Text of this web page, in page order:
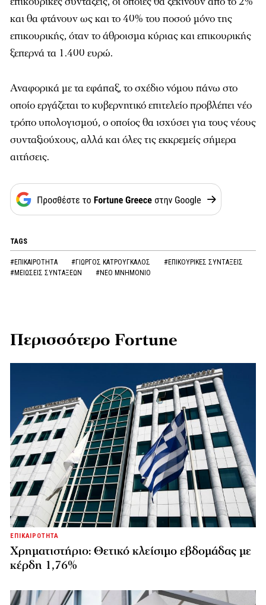
και θα φτάνουν ως και το 40% του ποσού μόνο της
επικουρικής, όταν το άθροισμα κύριας και επικουρικής
ξεπερνά τα 1.400 ευρώ.
Αναφορικά με τα εφάπαξ, το σχέδιο νόμου πάνω στο
οποίο εργάζεται το κυβερνητικό επιτελείο προβλέπει νέο
τρόπο υπολογισμού, ο οποίος θα ισχύσει για τους νέους
συνταξιούχους, αλλά και όλες τις εκκρεμείς σήμερα
αιτήσεις.
TAGS
#ΕΠΙΚΑΙΡΟΤΗΤΑ #ΓΙΩΡΓΟΣ ΚΑΤΡΟΥΓΚΑΛΟΣ
#ΕΠΙΚΟΥΡΙΚΕΣ ΣΥΝΤΑΞΕΙΣ
#ΜΕΙΩΣΕΙΣ ΣΥΝΤΑΞΕΩΝ
#ΝΕΟ ΜΝΗΜΟΝΙΟ
Περισσότερο Fortune
ΕΠΙΚΑΙΡΟΤΗΤΑ
Χρηματιστήριο: Θετικό κλείσιμο εβδομάδας με
κέρδη 1,76%